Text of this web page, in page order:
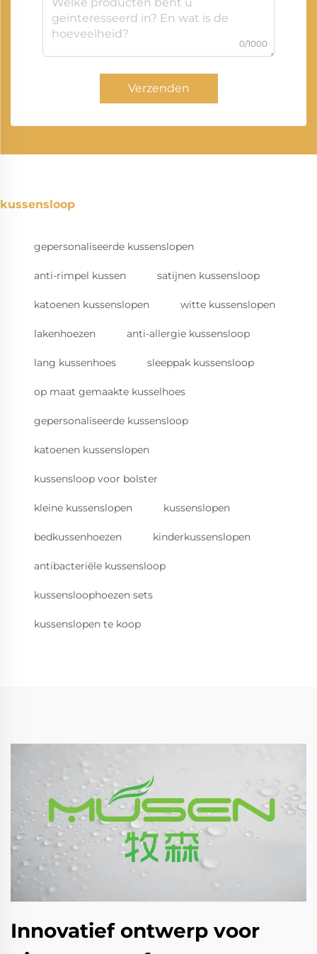
0/1000
Verzenden
kussensloop
gepersonaliseerde kussenslopen
anti-rimpel kussen satijnen kussensloop
katoenen kussenslopen witte kussenslopen
lakenhoezen anti-allergie kussensloop
lang kussenhoes sleeppak kussensloop
op maat gemaakte kusselhoes
gepersonaliseerde kussensloop
katoenen kussenslopen
kussensloop voor bolster
kleine kussenslopen kussenslopen
bedkussenhoezen kinderkussenslopen
antibacteriële kussensloop
kussensloophoezen sets
kussenslopen te koop
Innovatief ontwerp voor